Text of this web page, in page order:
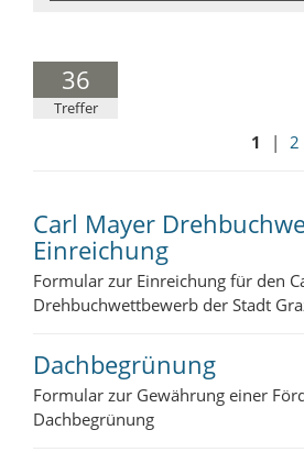
36
Treffer
1 | 2
Carl Mayer
Einreichung
Formular zur Einreichung für den
Drehbuchwettbewerb der Stadt
Dachbegrünung
Formular zur Gewährung einer
Dachbegrünung